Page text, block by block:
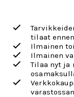
tilaat
Ilmainen
Ilmainen
Tilaa nyt ja